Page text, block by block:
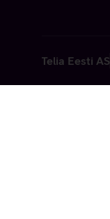
Telia Eesti AS